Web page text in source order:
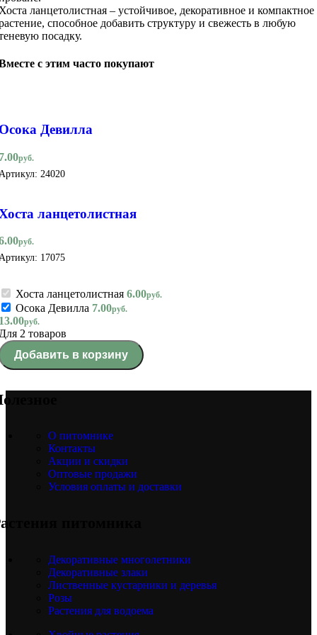
ланцетолистная – устойчивое, декоративное и компактное
способное добавить структуру и свежесть в любую
посадку.
с этим часто покупают
Девилла
руб.
24020
ланцетолистная
руб.
17075
Хоста ланцетолистная 6.00руб.
Осока Девилла 7.00руб.
руб.
2 товаров
Добавить в корзину
О питомнике
Контакты
Акции и скидки
Оптовые продажи
Условия оплаты и доставки
питомника
Декоративные многолетники
Декоративные злаки
Лиственные кустарники и деревья
Розы
Растения для водоема